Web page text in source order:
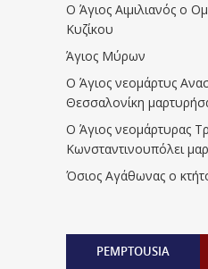
Ο Άγιος Αιμιλιανός ο
Κυζίκου
Άγιος Μύρων
Ο Άγιος νεομάρτυς
Θεσσαλονίκη
Ο Άγιος νεομάρτυρας
Κωνσταντινουπόλει
Όσιος Αγάθωνας ο
PEMPTOUSIA